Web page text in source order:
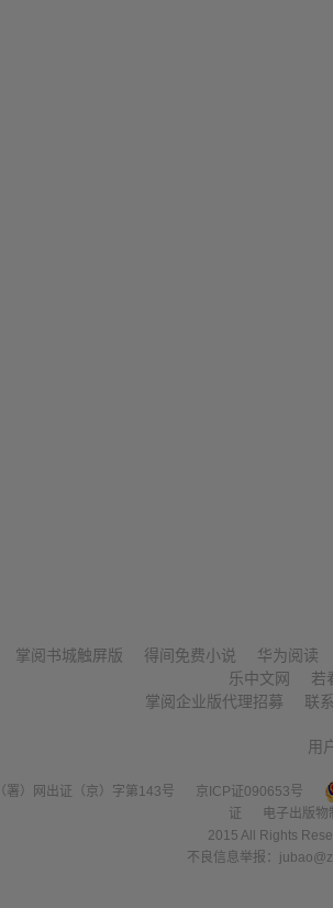
掌阅书城触屏版 得间免费小说
华为阅读
乐中文网
若
掌阅企业版代理招募
联
用
（署）网出证（京）字第143号
京ICP证090653号
证
电子出版
2015 All Rights
不良信息举报：